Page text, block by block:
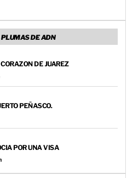
DE ADN
DE JUAREZ
PEÑASCO.
POR UNA VISA